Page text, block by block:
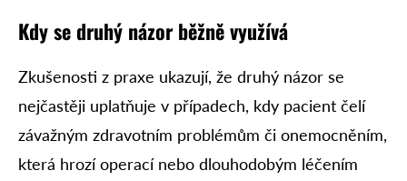
Kdy se druhý názor běžně využívá
Zkušenosti z praxe ukazují, že druhý názor se
nejčastěji uplatňuje v případech, kdy pacient čelí
závažným zdravotním problémům či onemocněním,
která hrozí operací nebo dlouhodobým léčením